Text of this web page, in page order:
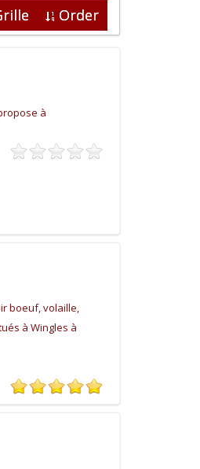
Order
à
boeuf, volaille,
à Wingles à